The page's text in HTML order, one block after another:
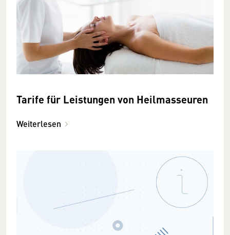
Tarife für Leistungen von Heilmasseuren
Weiterlesen